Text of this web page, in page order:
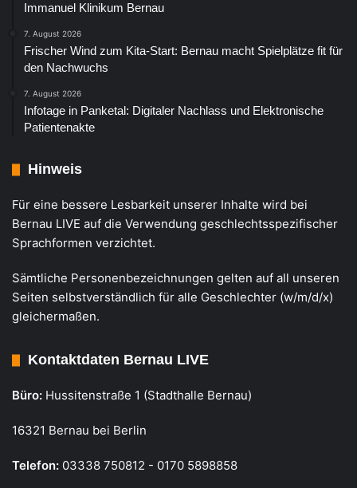
Immanuel Klinikum Bernau
7. August 2026
Frischer Wind zum Kita-Start: Bernau macht Spielplätze fit für
den Nachwuchs
7. August 2026
Infotage in Panketal: Digitaler Nachlass und Elektronische
Patientenakte
Hinweis
Für eine bessere Lesbarkeit unserer Inhalte wird bei
Bernau LIVE auf die Verwendung geschlechtsspezifischer
Sprachformen verzichtet.
Sämtliche Personenbezeichnungen gelten auf all unseren
Seiten selbstverständlich für alle Geschlechter (w/m/d/x)
gleichermaßen.
Kontaktdaten Bernau LIVE
Büro: Hussitenstraße 1 (Stadthalle Bernau)
16321 Bernau bei Berlin
Telefon: 03338 750812 - 0170 5898858